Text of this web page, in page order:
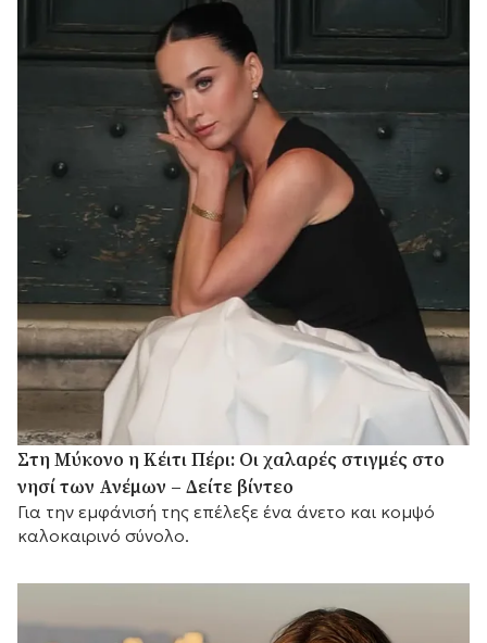
Στη Μύκονο η Κέιτι Πέρι: Οι χαλαρές στιγμές στο
νησί των Ανέμων – Δείτε βίντεο
Για την εμφάνισή της επέλεξε ένα άνετο και κομψό
καλοκαιρινό σύνολο.